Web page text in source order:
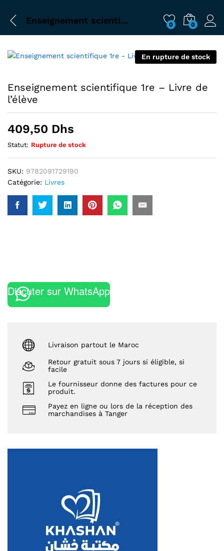
Enseignement scientifique 1re – Livre de l’élève 0 0
En rupture de stock
Enseignement scientifique 1re – Livre de
l’élève
409,50 Dhs
Statut: Rupture de stock
SKU: 9782091729190
Catégorie: Livres
Discuter sur WhatsApp
Livraison partout le Maroc
Retour gratuit sous 7 jours si éligible, si
facile
Le fournisseur donne des factures pour ce
produit.
Payez en ligne ou lors de la réception des
marchandises à Tanger